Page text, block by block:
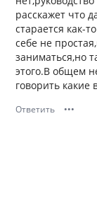
расскажет что
старается как-
себе не
заниматься,но
этого.В общем
говорить какие
Ответить •••